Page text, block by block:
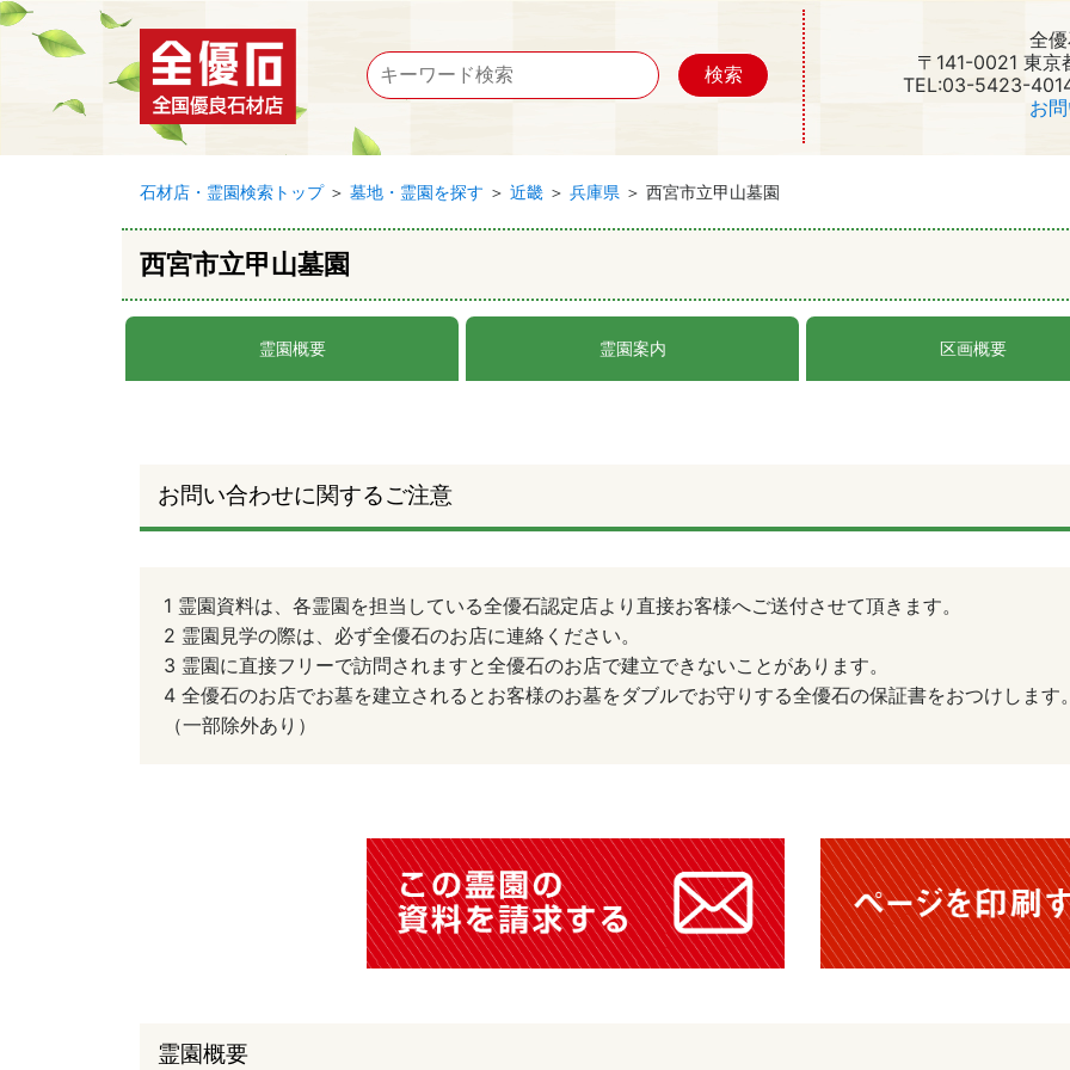
全
〒141-0021 東
TEL:03-5423-
お
石材店・霊園検索トップ＞ 墓地・霊園を探す ＞ 近畿 ＞ 兵庫県 ＞ 西宮市立甲山墓園
西宮市立甲山墓園
霊園概要 霊園案内 区画概要
お問い合わせに関するご注意
1 霊園資料は、各霊園を担当している全優石認定店より直接お客様へご送付させて頂きます。
2 霊園見学の際は、必ず全優石のお店に連絡ください。
3 霊園に直接フリーで訪問されますと全優石のお店で建立できないことがあります。
4 全優石のお店でお墓を建立されるとお客様のお墓をダブルでお守りする全優石の保証書をおつけします
（一部除外あり）
霊園概要